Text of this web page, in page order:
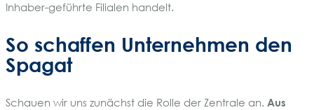
Inhaber-geführte Filialen handelt.
So schaffen Unternehmen den
Spagat
Schauen wir uns zunächst die Rolle der Zentrale an. Aus